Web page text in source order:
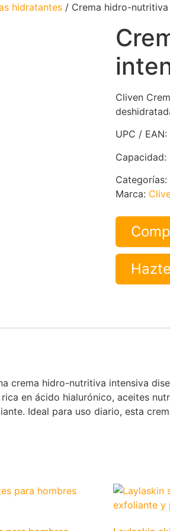
hidratantes / Crema hidro-nutritiva
Cliven
UPC / EAN:
Capacidad:
Categorías:
Marca:
crema hidro-nutritiva intensiva
en ácido hialurónico, aceites
Ideal para uso diario, esta